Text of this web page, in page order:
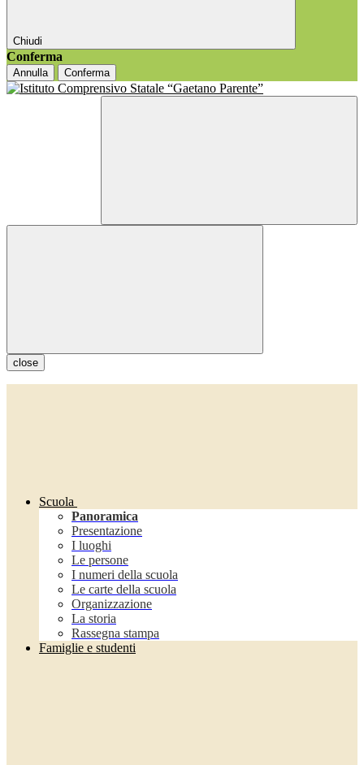
Chiudi
Conferma
Annulla Conferma
close
Scuola
Panoramica
Presentazione
I luoghi
Le persone
I numeri della scuola
Le carte della scuola
Organizzazione
La storia
Rassegna stampa
Famiglie e studenti